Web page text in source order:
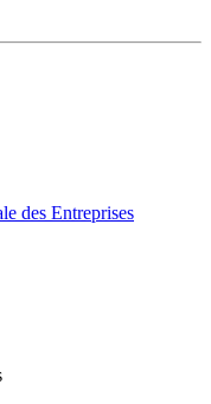
des Entreprises